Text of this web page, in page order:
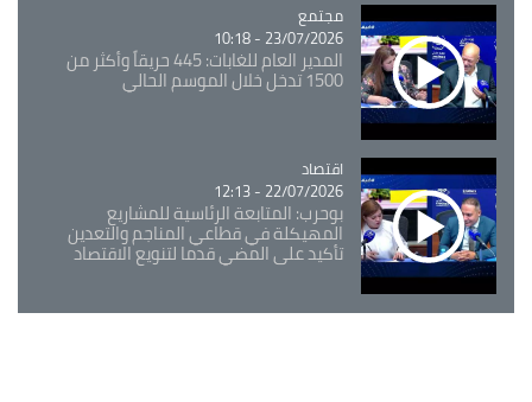
Catégorie
مجتمع
23/07/2026 - 10:18
المدير العام للغابات: 445 حريقاً وأكثر من
1500 تدخل خلال الموسم الحالي
Catégorie
اقتصاد
22/07/2026 - 12:13
بوحرب: المتابعة الرئاسية للمشاريع
المهيكلة في قطاعي المناجم والتعدين
تأكيد على المضي قدما لتنويع الاقتصاد